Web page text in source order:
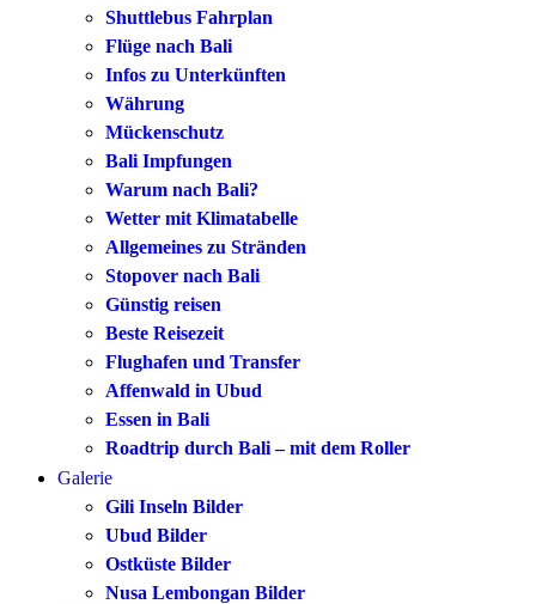
Shuttlebus Fahrplan
Flüge nach Bali
Infos zu Unterkünften
Währung
Mückenschutz
Bali Impfungen
Warum nach Bali?
Wetter mit Klimatabelle
Allgemeines zu Stränden
Stopover nach Bali
Günstig reisen
Beste Reisezeit
Flughafen und Transfer
Affenwald in Ubud
Essen in Bali
Roadtrip durch Bali – mit dem Roller
Galerie
Gili Inseln Bilder
Ubud Bilder
Ostküste Bilder
Nusa Lembongan Bilder